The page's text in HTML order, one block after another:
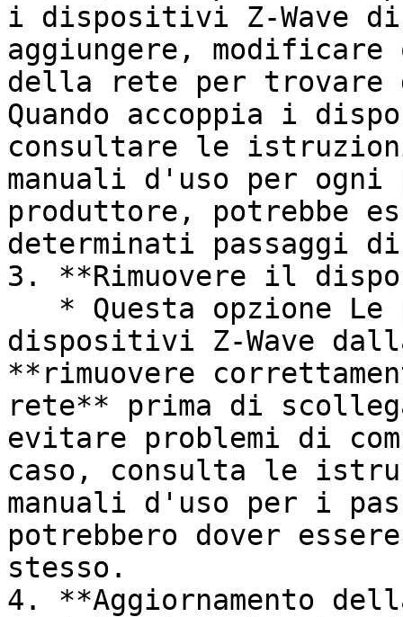
i dispositivi Z-Wave
aggiungere,
della rete per
Quando accoppia i
consultare le
manuali d'uso per ogni
produttore, potrebbe
determinati passaggi
3. **Rimuovere il
dispositivi Z-Wave
**rimuovere
rete** prima di
evitare problemi di
caso, consulta le
manuali d'uso per i
potrebbero dover
stesso.
4. **Aggiornamento